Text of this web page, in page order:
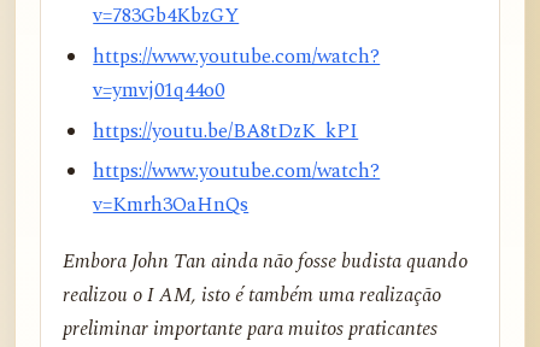
v=783Gb4KbzGY
https://www.youtube.com/watch?
v=ymvj01q44o0
https://youtu.be/BA8tDzK_kPI
https://www.youtube.com/watch?
v=Kmrh3OaHnQs
Embora John Tan ainda não fosse budista quando
realizou o I AM, isto é também uma realização
preliminar importante para muitos praticantes